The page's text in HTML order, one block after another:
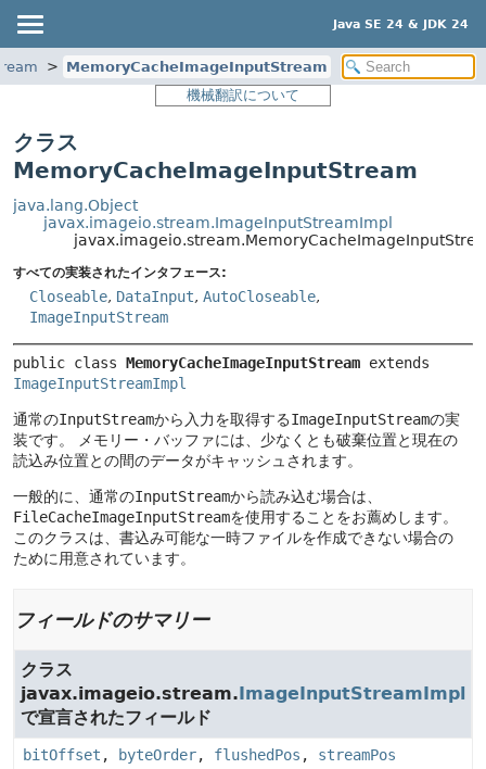
Java SE 24 & JDK 24
MemoryCacheImageInputStream
機械翻訳について
クラス
MemoryCacheImageInputStream
java.lang.Object
javax.imageio.stream.ImageInputStreamImpl
すべての実装されたインタフェース:
Closeable, DataInput, AutoCloseable,
ImageInputStream
public class MemoryCacheImageInputStream
ImageInputStreamImpl
通常のInputStreamから入力を取得するImageInputStreamの実
装です。
メモリー・バッファには、少なくとも破棄位置と現在の
読込み位置との間のデータがキャッシュされます。
一般的に、通常のInputStreamから読み込む場合は、
FileCacheImageInputStreamを使用することをお薦めします。
このクラスは、書込み可能な一時ファイルを作成できない場合の
ために用意されています。
フィールドのサマリー
クラス
javax.imageio.stream.ImageInputStreamImpl
で宣言されたフィールド
bitOffset , byteOrder, flushedPos , streamPos